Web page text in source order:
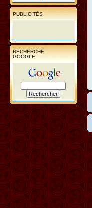
PUBLICITÉS
RECHERCHE
GOOGLE